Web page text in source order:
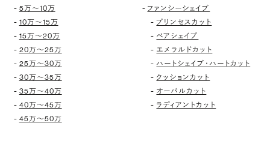
- 5万〜10万
- 10万〜15万
- 15万〜20万
- 20万〜25万
- 25万〜30万
- 30万〜35万
- 35万〜40万
- 40万〜45万
- 45万〜50万
- ファンシーシェイプ
-プリンセスカット
- ペアシェイプ
- エメラルドカット
- ハートシェイプ・ハートカット
- クッションカット
- オーバルカット
- ラディアントカット